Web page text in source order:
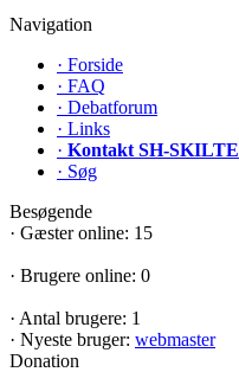
Navigation
· Forside
· FAQ
· Debatforum
· Links
· Kontakt SH-SKILTE
· Søg
Besøgende
· Gæster online: 15
· Brugere online: 0
· Antal brugere: 1
· Nyeste bruger: webmaster
Donation